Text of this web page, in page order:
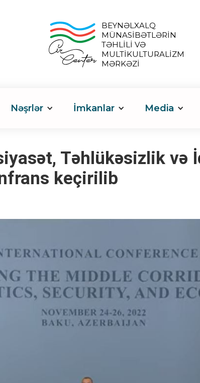
BEYNƏLXALQ
MÜNASİBƏTLƏRİN
TƏHLİLİ VƏ
MULTİKULTURALİZM
MƏRKƏZİ
Nəşrlər İmkanlar Media
Təhlükəsizlik və
keçirilib